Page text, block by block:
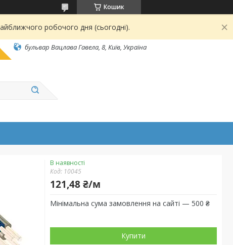
Кошик
робочого дня (сьогодні).
бульвар Вацлава Гавела, 8, Київ, Україна
В наявності
Код: 10045
121,48 ₴/м
Мінімальна сума замовлення на сайті — 500 ₴
Купити